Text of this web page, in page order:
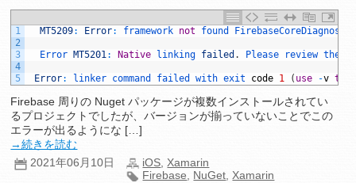
1
2
3
4
5
MT5209: Error: framework not found
Error MT5201: Native linking failed . Please review the
Error: linker command failed with exit code 1 ( use -v to
Firebase 周りの Nuget パッケージが複数インストールされてい
るプロジェクトでしたが、バージョンが揃っていないことでこの
エラーが出るようにな […]
→続きを読む
2021年06月10日
iOS Xamarin
Firebase
NuGet Xamarin